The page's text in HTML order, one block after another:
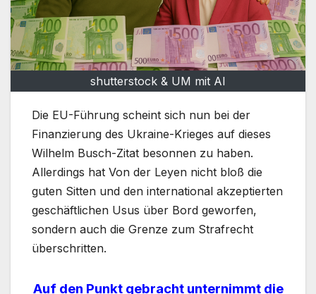
shutterstock & UM mit AI
Die EU-Führung scheint sich nun bei der
Finanzierung des Ukraine-Krieges auf dieses
Wilhelm Busch-Zitat besonnen zu haben.
Allerdings hat Von der Leyen nicht bloß die
guten Sitten und den international akzeptierten
geschäftlichen Usus über Bord geworfen,
sondern auch die Grenze zum Strafrecht
überschritten.
Auf den Punkt gebracht unternimmt die